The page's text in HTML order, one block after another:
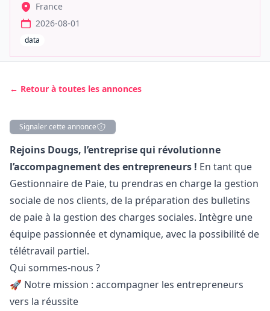
France
2026-08-01
data
← Retour à toutes les annonces
Signaler cette annonce
Description
Rejoins Dougs, l’entreprise qui révolutionne
l’accompagnement des entrepreneurs ! En tant que
Gestionnaire de Paie, tu prendras en charge la gestion
sociale de nos clients, de la préparation des bulletins
de paie à la gestion des charges sociales. Intègre une
équipe passionnée et dynamique, avec la possibilité de
télétravail partiel.
Qui sommes-nous ?
🚀 Notre mission : accompagner les entrepreneurs
vers la réussite